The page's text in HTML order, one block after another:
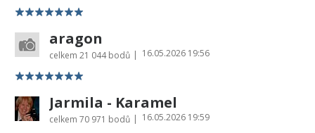
aragon
celkem 21 044 bodů | 16.05.2026 19:56
Jarmila - Karamel
celkem 70 971 bodů | 16.05.2026 19:59